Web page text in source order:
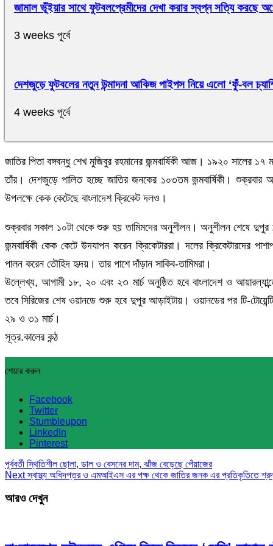
জামাল ভূঁইয়ার সাথে ফুটবলপ্রেমীদের দেখা করার স্বপ্ন সত্যি করছে
3 weeks পূর্বে
দেশজুড়ে ফুটবলের নতুন উন্মাদনা আকিজ পাইপস নিয়ে এলো ‘ফুঁ-বল
4 weeks পূর্বে
জাতির পিতা বঙ্গবন্ধু শেখ মুজিবুর রহমানের জন্মবার্ষিকী আজ। ১৯২০ সালের ১৭
তাঁর। দেশজুড়ে পালিত হচ্ছে জাতির জনকের ১০৩তম জন্মবার্ষিকী। শুক্রবার
উপলক্ষে কেক কেটেছে বাংলাদেশ ক্রিকেট দলও।
শুক্রবার সকাল ১০টা থেকে শুরু হয় তামিমদের অনুশীলন। অনুশীলন শেষে দুপুর
জন্মবার্ষিকী কেক কেটে উদযাপন করেন ক্রিকেটাররা। দলের ক্রিকেটারদের
পালন করেন তৌহিদ হৃদয়। তার পাশে দাঁড়ান সাকিব-তামিমরা।
উল্লেখ্য, আগামী ১৮, ২০ এবং ২৩ মার্চ অনুষ্ঠিত হবে বাংলাদেশ ও
তবে সিরিজের শেষ ওয়ানডে শুরু হবে দুপুর আড়াইটায়। ওয়ানডের পর টি-
২৯ ও ৩১ মার্চ।
সূত্র.কালের কন্ঠ
শেয়ার করুন
Facebook
Twitter
Stumbleupon
LinkedIn
Pinterest
পূর্ববর্তী স্থিতিশীল ছোলা, ডাল ও বেসনের দাম, ঝাঁজ বেড়েছে পেঁয়াজের
Nextস্বাস্থ্য অধিদপ্তর ও এমআইএস এর পক্ষ থেকে জাতির জনক এর প্রতিকৃতিতে
আরও দেখুন